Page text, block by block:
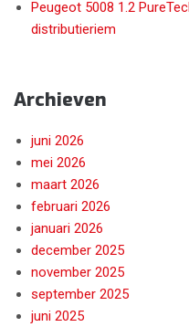
Peugeot 5008 1.2
distributieriem
Archieven
juni 2026
mei 2026
maart 2026
februari 2026
januari 2026
december 2025
november 2025
september 2025
juni 2025